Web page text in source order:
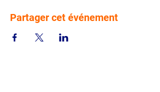
Partager cet événement